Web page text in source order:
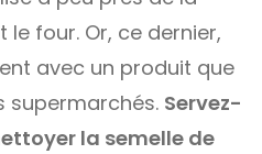
le four. Or, ce dernier,
avec un produit que
supermarchés. Servez-
la semelle de